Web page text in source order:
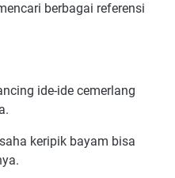
berbagai referensi
ide-ide cemerlang
keripik bayam bisa